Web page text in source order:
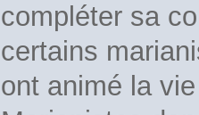
compléter sa
certains
ont animé la